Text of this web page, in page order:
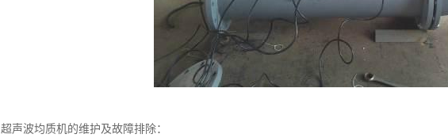
超声波均质机的维护及故障排除：